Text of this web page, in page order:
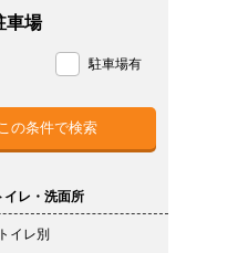
車場
駐車場有
レ・洗面所
イレ別